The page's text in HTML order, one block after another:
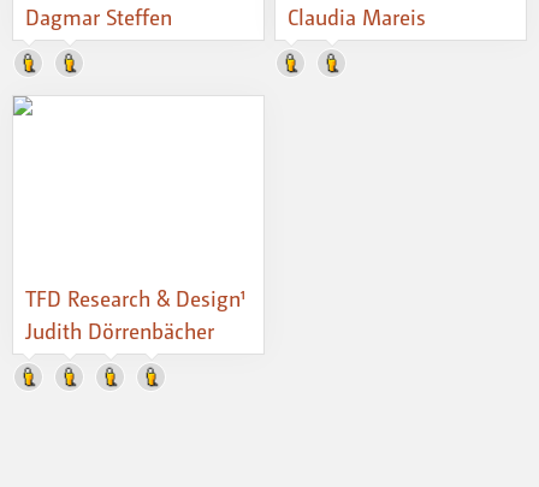
Dagmar Steffen
Claudia Mareis
TFD Research & Design¹
Judith Dörrenbächer